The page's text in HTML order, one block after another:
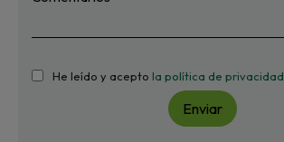
He leído y acepto la política de privacidad
Enviar